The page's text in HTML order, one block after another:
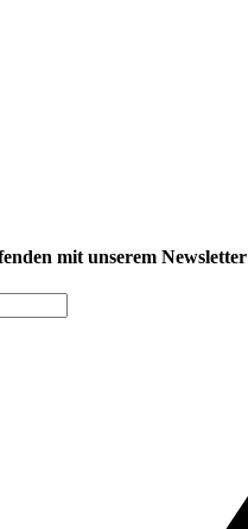
mit unserem Newsletter